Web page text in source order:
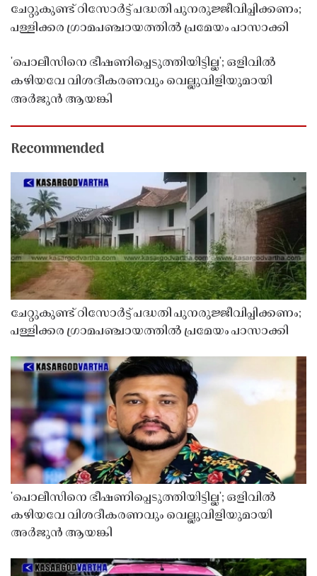
ചേറ്റുകുണ്ട് റിസോർട്ട് പദ്ധതി പുനരുജ്ജീവിപ്പിക്കണം;
പള്ളിക്കര ഗ്രാമപഞ്ചായത്തിൽ പ്രമേയം പാസാക്കി
'പൊലീസിനെ ഭീഷണിപ്പെടുത്തിയിട്ടില്ല'; ഒളിവിൽ
കഴിയവേ വിശദീകരണവും വെല്ലുവിളിയുമായി
അർജുൻ ആയങ്കി
Recommended
ചേറ്റുകുണ്ട് റിസോർട്ട് പദ്ധതി പുനരുജ്ജീവിപ്പിക്കണം;
പള്ളിക്കര ഗ്രാമപഞ്ചായത്തിൽ പ്രമേയം പാസാക്കി
'പൊലീസിനെ ഭീഷണിപ്പെടുത്തിയിട്ടില്ല'; ഒളിവിൽ
കഴിയവേ വിശദീകരണവും വെല്ലുവിളിയുമായി
അർജുൻ ആയങ്കി